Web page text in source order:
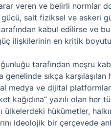
veren ve belirli normlar
gücü, salt fiziksel ve askeri
kabul edilirse ve
ilişkilerinin en kritik
tarafından meşru
genelinde sıkça
medya ve dijital
kağıdına” yazılı olan her
ülkelerdeki hükümetler,
ideolojik bir çerçevede